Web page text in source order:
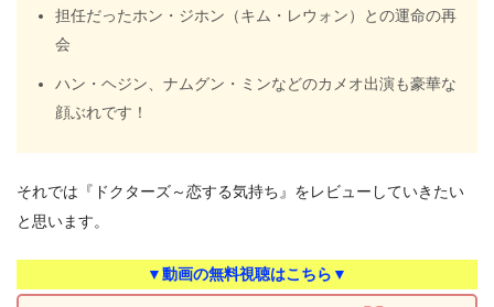
担任だったホン・ジホン（キム・レウォン）との運命の再
会
ハン・ヘジン、ナムグン・ミンなどのカメオ出演も豪華な
顔ぶれです！
それでは『ドクターズ～恋する気持ち』をレビューしていきたい
と思います。
▼動画の無料視聴はこちら▼